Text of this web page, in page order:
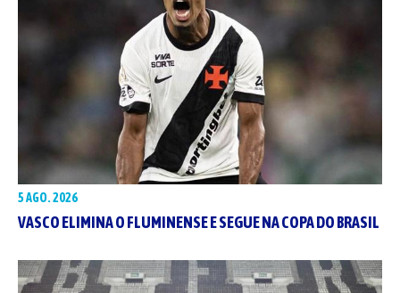
5 AGO. 2026
VASCO ELIMINA O FLUMINENSE E SEGUE NA COPA DO BRASIL